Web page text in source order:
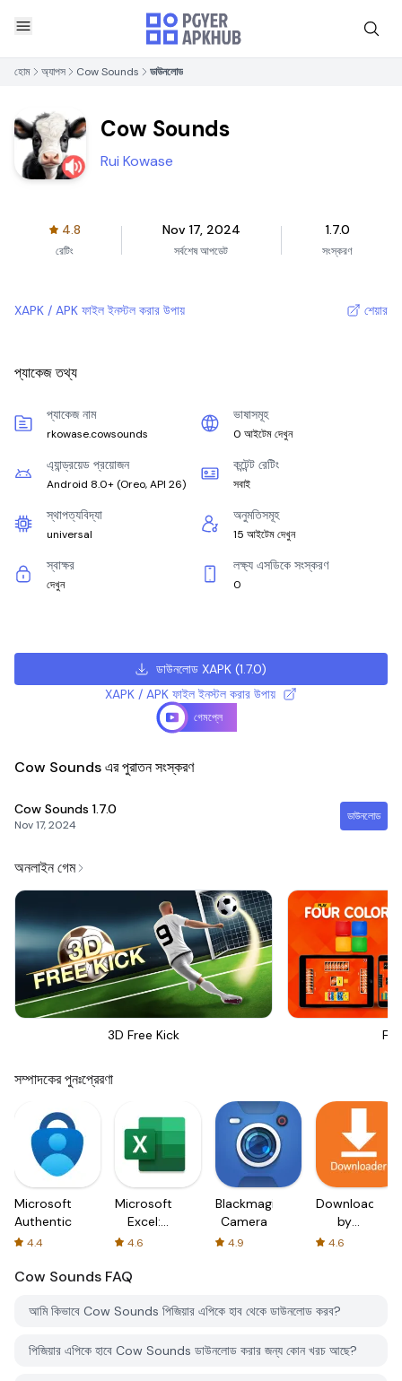
হোম অ্যাপস Cow Sounds ডাউনলোড
Cow Sounds
Rui Kowase
4.8
রেটিং
Nov 17, 2024
সর্বশেষ আপডেট
1.7.0
সংস্করণ
XAPK / APK ফাইল ইনস্টল করার উপায় শেয়ার
প্যাকেজ তথ্য
প্যাকেজ নাম
rkowase.cowsounds
ভাষাসমূহ
0 আইটেম দেখুন
এ্যান্ড্রয়েড প্রয়োজন
Android 8.0+ (Oreo, API 26)
কন্টেন্ট রেটিং
সবাই
স্থাপত্যবিদ্যা
universal
অনুমতিসমূহ
15 আইটেম দেখুন
স্বাক্ষর
দেখুন
লক্ষ্য এসডিকে সংস্করণ
0
ডাউনলোড XAPK (1.7.0)
XAPK / APK ফাইল ইনস্টল করার উপায়
গেমপ্লে
Cow Sounds এর পুরাতন সংস্করণ
Cow Sounds 1.7.0
Nov 17, 2024
ডাউনলোড
অনলাইন গেম
3D Free Kick
সম্পাদকের পুনঃপ্রেরণা
Microsoft
Authenticator
4.4
Microsoft
Excel:
Spreadsheets
4.6
Blackmagic
Camera
4.9
Downloader
by
AFTVnews
4.6
Cow Sounds FAQ
আমি কিভাবে Cow Sounds পিজিয়ার এপিকে হাব থেকে ডাউনলোড করব?
পিজিয়ার এপিকে হাবে Cow Sounds ডাউনলোড করার জন্য কোন খরচ আছে?